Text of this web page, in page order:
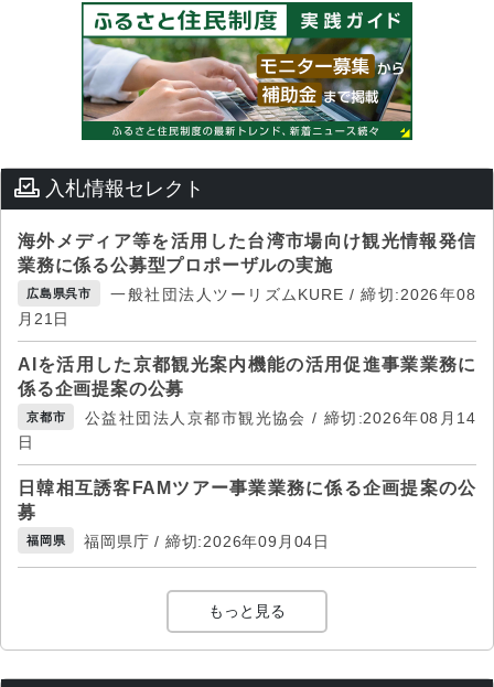
入札情報セレクト
海外メディア等を活用した台湾市場向け観光情報発信
業務に係る公募型プロポーザルの実施
広島県呉市
一般社団法人ツーリズムKURE / 締切:2026年08
月21日
AIを活用した京都観光案内機能の活用促進事業業務に
係る企画提案の公募
京都市
公益社団法人京都市観光協会 / 締切:2026年08月14
日
日韓相互誘客FAMツアー事業業務に係る企画提案の公
募
福岡県 福岡県庁 / 締切:2026年09月04日
もっと見る